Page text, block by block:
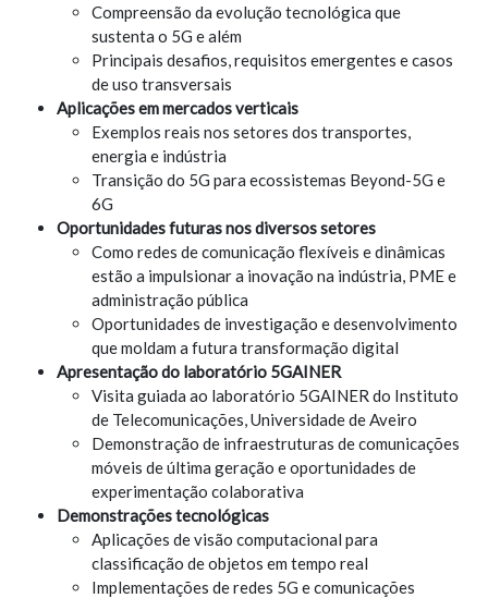
Compreensão da evolução tecnológica que
sustenta o 5G e além
Principais desafios, requisitos emergentes e casos
de uso transversais
Aplicações em mercados verticais
Exemplos reais nos setores dos transportes,
energia e indústria
Transição do 5G para ecossistemas Beyond-5G e
6G
Oportunidades futuras nos diversos setores
Como redes de comunicação flexíveis e dinâmicas
estão a impulsionar a inovação na indústria, PME e
administração pública
Oportunidades de investigação e desenvolvimento
que moldam a futura transformação digital
Apresentação do laboratório 5GAINER
Visita guiada ao laboratório 5GAINER do Instituto
de Telecomunicações, Universidade de Aveiro
Demonstração de infraestruturas de comunicações
móveis de última geração e oportunidades de
experimentação colaborativa
Demonstrações tecnológicas
Aplicações de visão computacional para
classificação de objetos em tempo real
Implementações de redes 5G e comunicações